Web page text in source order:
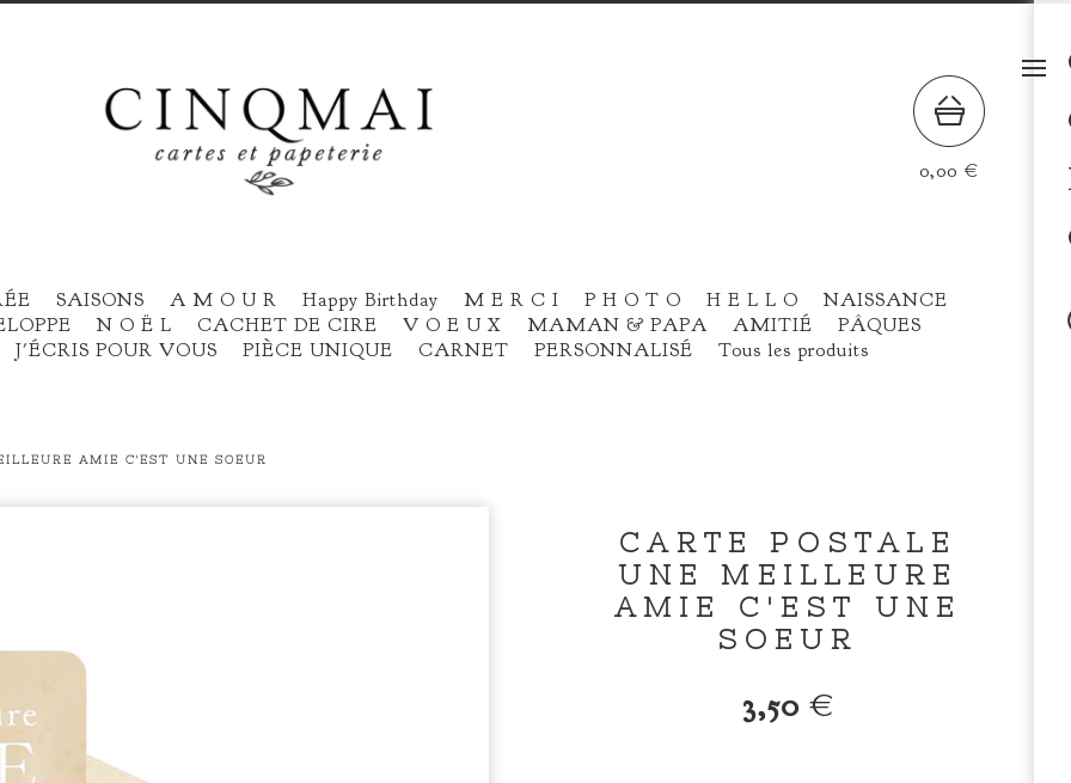
0,00 €
SAISONS A M O U R Happy Birthday M E R C I P H O T O H E L L O
NAISSANCE
N O Ë L CACHET DE CIRE V O E U X MAMAN & PAPA AMITIÉ
PÂQUES
J'ÉCRIS POUR VOUS
PIÈCE UNIQUE CARNET PERSONNALISÉ Tous les produits
AMIE C'EST UNE SOEUR
CARTE POSTALE
UNE MEILLEURE
AMIE C'EST UNE
SOEUR
3,50 €